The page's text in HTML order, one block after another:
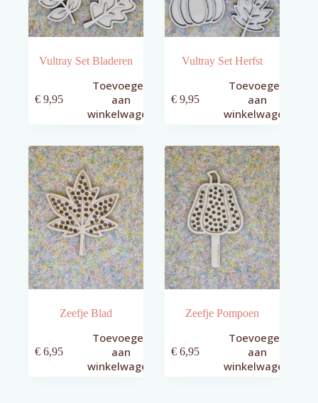
Vultray Set Bladeren
€ 9,95
Toevoegen
aan
winkelwagen
Vultray Set Herfst
€ 9,95
Toevoegen
aan
winkelwagen
Zeefje Blad
€ 6,95
Toevoegen
aan
winkelwagen
Zeefje Pompoen
€ 6,95
Toevoegen
aan
winkelwagen